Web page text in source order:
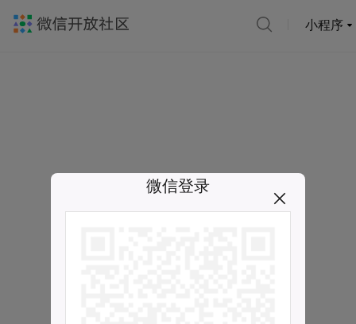
小程序
微信登录